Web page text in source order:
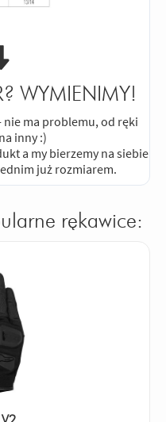
WYMIENIMY!
ma problemu, od ręki
inny :)
a my bierzemy na siebie
już rozmiarem.
rękawice: